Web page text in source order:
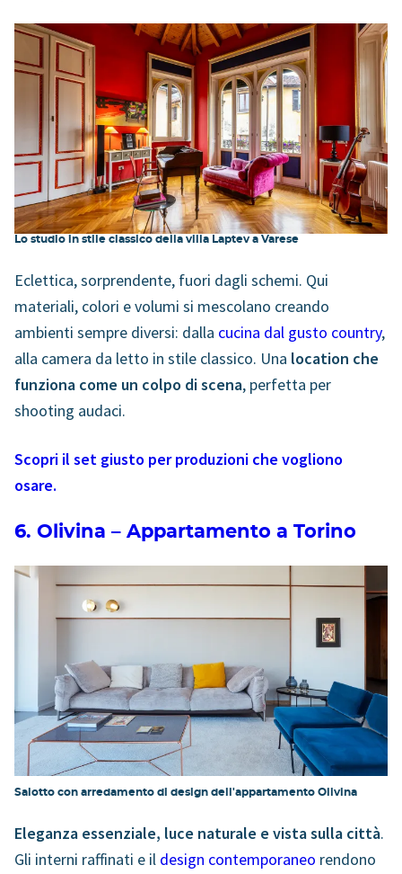
Lo studio in stile classico della villa Laptev a Varese
Eclettica, sorprendente, fuori dagli schemi. Qui
materiali, colori e volumi si mescolano creando
ambienti sempre diversi: dalla cucina dal gusto country,
alla camera da letto in stile classico. Una location che
funziona come un colpo di scena, perfetta per
shooting audaci.
Scopri il set giusto per produzioni che vogliono
osare.
6. Olivina – Appartamento a Torino
Salotto con arredamento di design dell'appartamento Olivina
Eleganza essenziale, luce naturale e vista sulla città.
Gli interni raffinati e il design contemporaneo rendono